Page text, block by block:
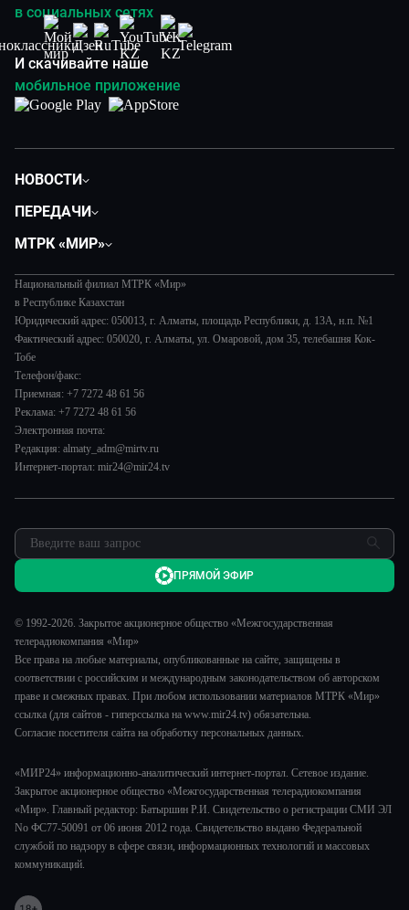
в социальных сетях
И скачивайте наше
мобильное приложение
НОВОСТИ
Экономика
Происшествия
Наука и технологии
Здоровье и медицина
Спорт
Авто
Культура
ПЕРЕДАЧИ
Вместе выгодно
Евразия. Культурно
Евразия. Регионы
Наши иностранцы
Пять причин поехать в...
Сделано в Содружестве
МТРК «МИР»
История
Руководство
Лица мира
Пресса о нас
Карьера
Реклама
Обратная связь
Национальный филиал МТРК «Мир»
в Республике Казахстан
Юридический адрес: 050013, г. Алматы, площадь Республики, д. 13А, н.п. №1
Фактический адрес: 050020, г. Алматы, ул. Омаровой, дом 35, телебашня Кок-
Тобе
Телефон/факс:
Приемная: +7 7272 48 61 56
Реклама: +7 7272 48 61 56
Электронная почта:
Редакция: almaty_adm@mirtv.ru
Интернет-портал: mir24@mir24.tv
© 1992-2026. Закрытое акционерное общество «Межгосударственная
телерадиокомпания «Мир»
Все права на любые материалы, опубликованные на сайте, защищены в
соответствии с российским и международным законодательством об авторском
праве и смежных правах. При любом использовании материалов МТРК «Мир»
ссылка (для сайтов - гиперссылка на www.mir24.tv) обязательна.
Согласие посетителя сайта на обработку персональных данных.
«МИР24» информационно-аналитический интернет-портал. Сетевое издание.
Закрытое акционерное общество «Межгосударственная телерадиокомпания
«Мир». Главный редактор: Батыршин Р.И. Свидетельство о регистрации СМИ ЭЛ
No ФС77-50091 от 06 июня 2012 года. Свидетельство выдано Федеральной
службой по надзору в сфере связи, информационных технологий и массовых
коммуникаций.
ПРЯМОЙ ЭФИР